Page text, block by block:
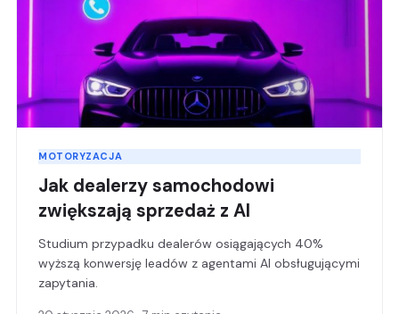
MOTORYZACJA
Jak dealerzy samochodowi
zwiększają sprzedaż z AI
Studium przypadku dealerów osiągających 40%
wyższą konwersję leadów z agentami AI obsługującymi
zapytania.